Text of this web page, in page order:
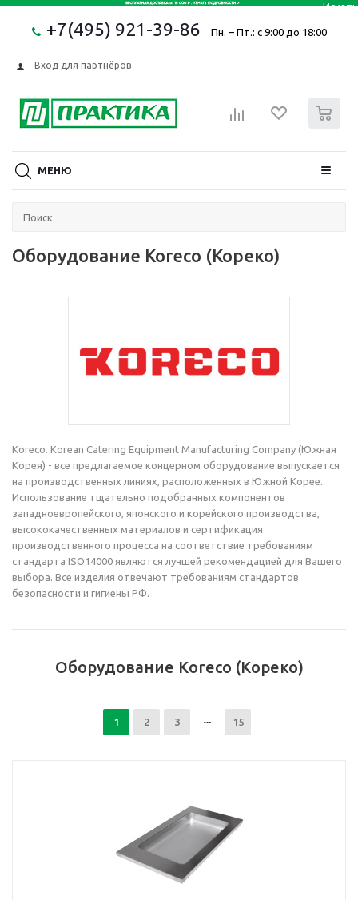
+7(495) 921-39-86 Пн. – Пт.: с 9:00 до 18:00
Вход для партнёров
МЕНЮ
Оборудование Koreco (Кореко)
Koreco. Korean Catering Equipment Manufacturing Company (Южная
Корея) - все предлагаемое концерном оборудование выпускается
на производственных линиях, расположенных в Южной Корее.
Использование тщательно подобранных компонентов
западноевропейского, японского и корейского производства,
высококачественных материалов и сертификация
производственного процесса на соответствие требованиям
стандарта ISO14000 являются лучшей рекомендацией для Вашего
выбора. Все изделия отвечают требованиям стандартов
безопасности и гигиены РФ.
Оборудование Koreco (Кореко)
1 2 3 15